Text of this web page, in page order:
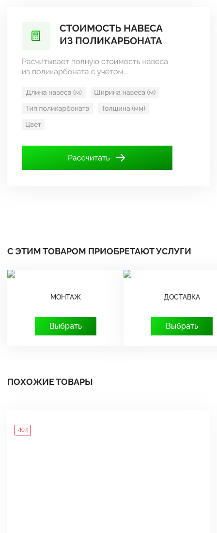
С ЭТИМ ТОВАРОМ ПРИОБРЕТАЮТ УСЛУГИ
МОНТАЖ
Выбрать
ДОСТАВКА
Выбрать
ПОХОЖИЕ ТОВАРЫ
-10%